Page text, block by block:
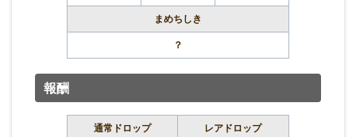
まめちしき
？
報酬
通常ドロップ レアドロップ